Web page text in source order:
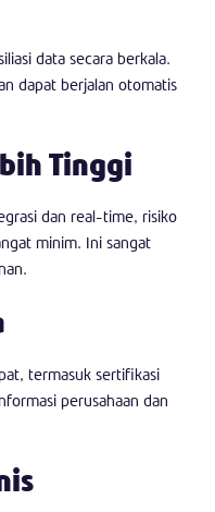
data secara berkala.
dapat berjalan otomatis
Tinggi
dan real-time, risiko
minim. Ini sangat
termasuk sertifikasi
perusahaan dan